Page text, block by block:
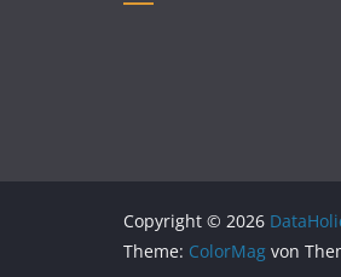
Copyright © 2026
Theme: ColorMag von